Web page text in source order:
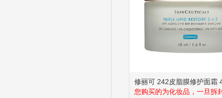
修丽可 242皮脂膜修护面霜
您购买的为化妆品，一旦拆